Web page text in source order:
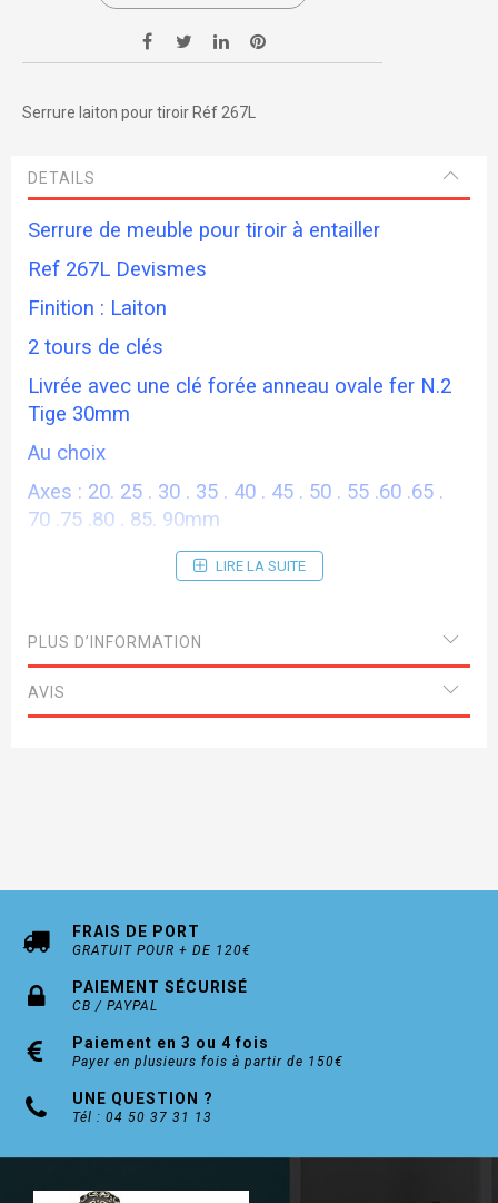
Serrure laiton pour tiroir Réf 267L
DETAILS
Serrure de meuble pour tiroir à entailler
Ref 267L Devismes
Finition : Laiton
2 tours de clés
Livrée avec une clé forée anneau ovale fer N.2
Tige 30mm
Au choix
Axes : 20. 25 . 30 . 35 . 40 . 45 . 50 . 55 .60 .65 .
70 .75 .80 . 85. 90mm
Dimension tétière 70x14mm
LIRE LA SUITE
PLUS D’INFORMATION
AVIS
FRAIS DE PORT
GRATUIT POUR + DE 120€
PAIEMENT SÉCURISÉ
CB / PAYPAL
Paiement en 3 ou 4 fois
Payer en plusieurs fois à partir de 150€
UNE QUESTION ?
Tél : 04 50 37 31 13